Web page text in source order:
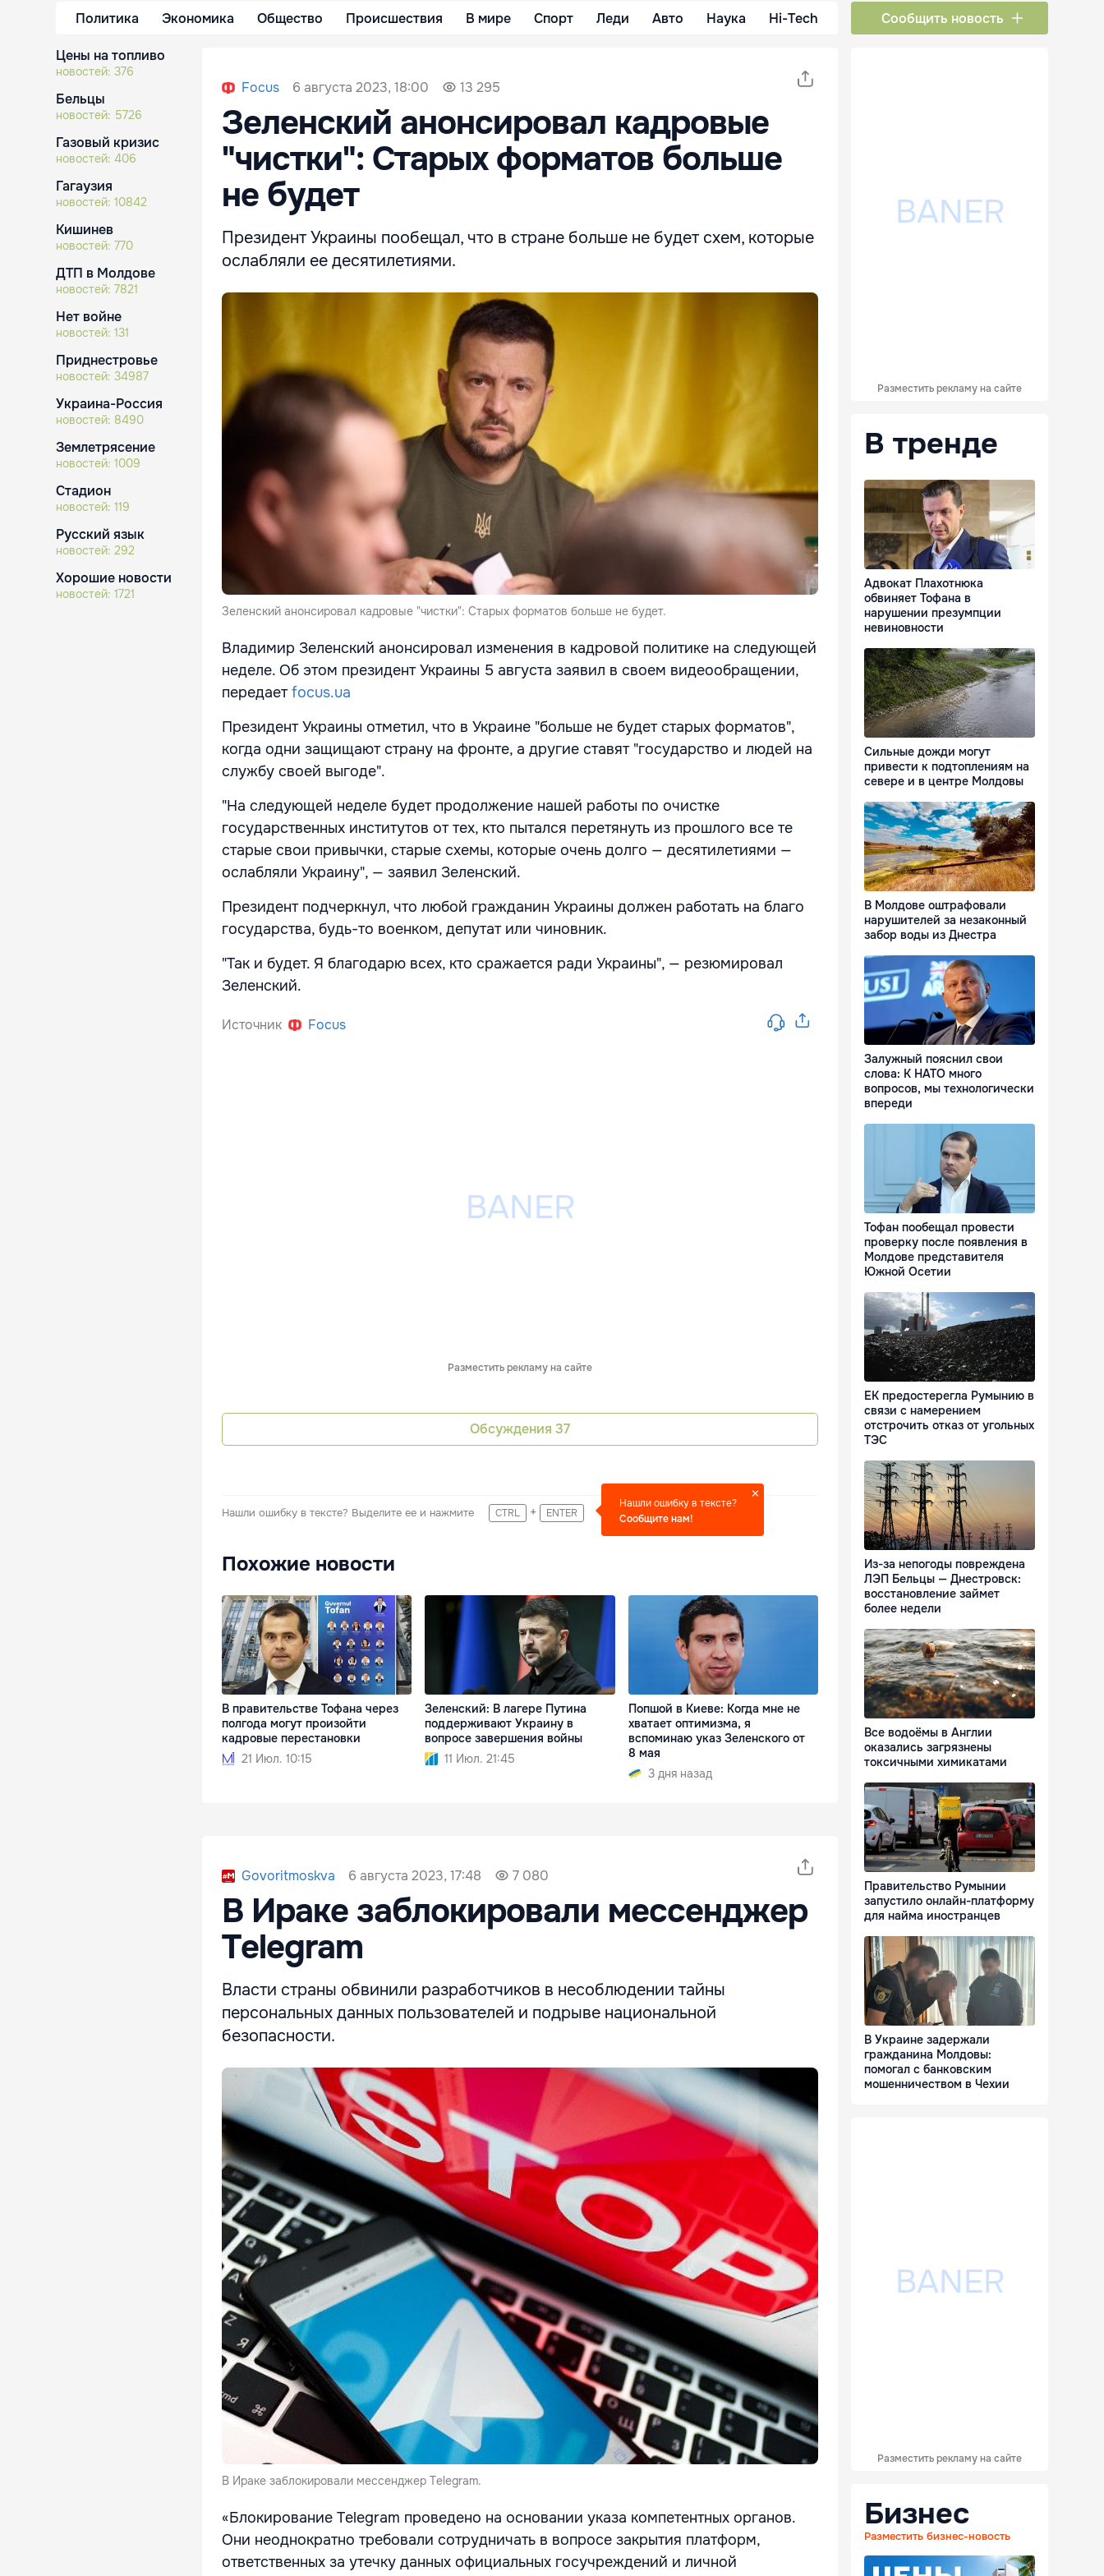
Политика Экономика Общество Происшествия В мире Спорт Леди Авто Наука Hi-Tech Сообщить новость
Цены на топливо
новостей: 376
Бельцы
новостей: 5726
Газовый кризис
новостей: 406
Гагаузия
новостей: 10842
Кишинев
новостей: 770
ДТП в Молдове
новостей: 7821
Нет войне
новостей: 131
Приднестровье
новостей: 34987
Украина-Россия
новостей: 8490
Землетрясение
новостей: 1009
Стадион
новостей: 119
Русский язык
новостей: 292
Хорошие новости
новостей: 1721
Focus 6 августа 2023, 18:00 13 295
Зеленский анонсировал кадровые
"чистки": Старых форматов больше
не будет
Президент Украины пообещал, что в стране больше не будет схем, которые
ослабляли ее десятилетиями.
Зеленский анонсировал кадровые "чистки": Старых форматов больше не будет.
Владимир Зеленский анонсировал изменения в кадровой политике на следующей
неделе. Об этом президент Украины 5 августа заявил в своем видеообращении,
передаетfocus.ua
Президент Украины отметил, что в Украине "больше не будет старых форматов",
когда одни защищают страну на фронте, а другие ставят "государство и людей на
службу своей выгоде".
"На следующей неделе будет продолжение нашей работы по очистке
государственных институтов от тех, кто пытался перетянуть из прошлого все те
старые свои привычки, старые схемы, которые очень долго — десятилетиями —
ослабляли Украину", — заявил Зеленский.
Президент подчеркнул, что любой гражданин Украины должен работать на благо
государства, будь-то военком, депутат или чиновник.
"Так и будет. Я благодарю всех, кто сражается ради Украины", — резюмировал
Зеленский.
Источник Focus
Разместить рекламу на сайте
Обсуждения 37
Нашли ошибку в тексте? Выделите ее и нажмите CTRL + ENTER
Нашли ошибку в тексте?
Сообщите нам!
Похожие новости
В правительстве Тофана через
полгода могут произойти
кадровые перестановки
21 Июл. 10:15
Зеленский: В лагере Путина
поддерживают Украину в
вопросе завершения войны
11 Июл. 21:45
Попшой в Киеве: Когда мне не
хватает оптимизма, я
вспоминаю указ Зеленского от
8 мая
3 дня назад
Govoritmoskva 6 августа 2023, 17:48 7 080
В Ираке заблокировали мессенджер
Telegram
Власти страны обвинили разработчиков в несоблюдении тайны
персональных данных пользователей и подрыве национальной
безопасности.
В Ираке заблокировали мессенджер Telegram.
«Блокирование Telegram проведено на основании указа компетентных органов.
Они неоднократно требовали сотрудничать в вопросе закрытия платформ,
ответственных за утечку данных официальных госучреждений и личной
Разместить рекламу на сайте
В тренде
Адвокат Плахотнюка
обвиняет Тофана в
нарушении презумпции
невиновности
Сильные дожди могут
привести к подтоплениям на
севере и в центре Молдовы
В Молдове оштрафовали
нарушителей за незаконный
забор воды из Днестра
Залужный пояснил свои
слова: К НАТО много
вопросов, мы технологически
впереди
Тофан пообещал провести
проверку после появления в
Молдове представителя
Южной Осетии
ЕК предостерегла Румынию в
связи с намерением
отстрочить отказ от угольных
ТЭС
Из-за непогоды повреждена
ЛЭП Бельцы — Днестровск:
восстановление займет
более недели
Все водоёмы в Англии
оказались загрязнены
токсичными химикатами
Правительство Румынии
запустило онлайн-платформу
для найма иностранцев
В Украине задержали
гражданина Молдовы:
помогал с банковским
мошенничеством в Чехии
Разместить рекламу на сайте
Бизнес
Разместить бизнес-новость